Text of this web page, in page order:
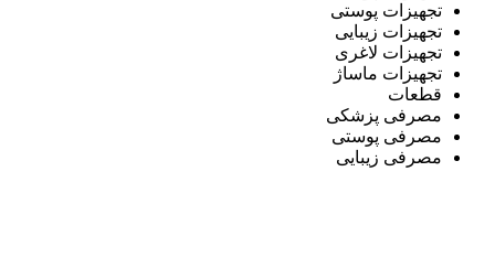
تجهیزات پوستی
تجهیزات زیبایی
تجهیزات لاغری
تجهیزات ماساژ
قطعات
مصرفی پزشکی
مصرفی پوستی
مصرفی زیبایی